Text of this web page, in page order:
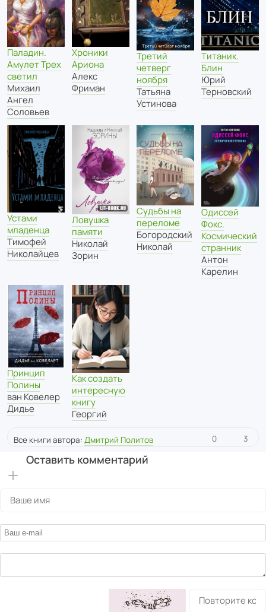
Паладин.
Амулет Трех
светил
Михаил
Ангел
Соловьев
Хроники
Ариона
Алекс
Фриман
Третий
четверг
ноября
Татьяна
Устинова
Титаник.
Блин
Юрий
Терновский
Устами
младенца
Тимофей
Николайцев
Ловушка
памяти
Николай
Зорин
Судьбы на
переломе
Богородский
Николай
Одиссей
Фокс.
Космический
странник
Антон
Карелин
Принцип
Полины
ван Ковелер
Дидье
Как создать
интересную
книгу
Георгий
Все книги автора: Дмитрий Политов 0 3
Оставить комментарий